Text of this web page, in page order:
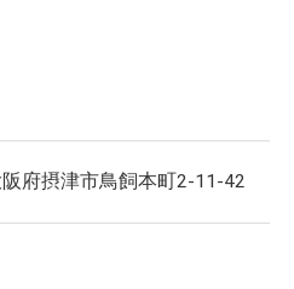
府摂津市鳥飼本町2-11-42